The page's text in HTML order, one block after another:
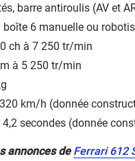
barre antiroulis (AV et
6 manuelle ou
ch à 7 250 tr/min
à 5 250 tr/min
km/h (donnée
secondes (donnée
annonces de Ferrari 612